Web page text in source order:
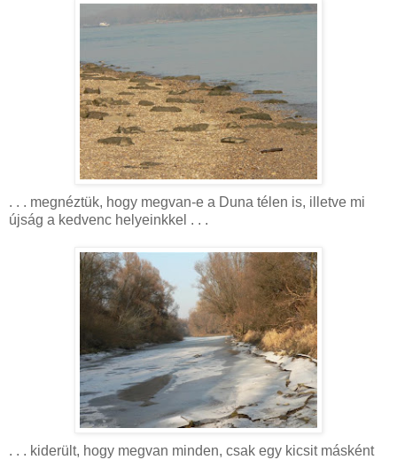
. . . megnéztük, hogy megvan-e a Duna télen is, illetve mi
újság a kedvenc helyeinkkel . . .
. . . kiderült, hogy megvan minden, csak egy kicsit másként